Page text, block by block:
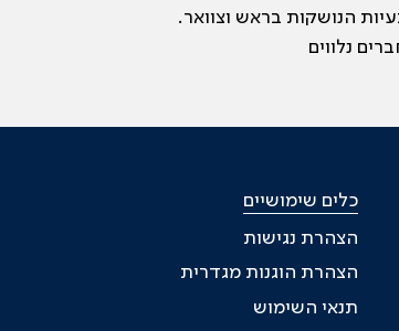
הנושקות בראש וצוואר.
כלים שימושיים
הצהרת נגישות
הצהרת הוגנות מגדרית
תנאי השימוש